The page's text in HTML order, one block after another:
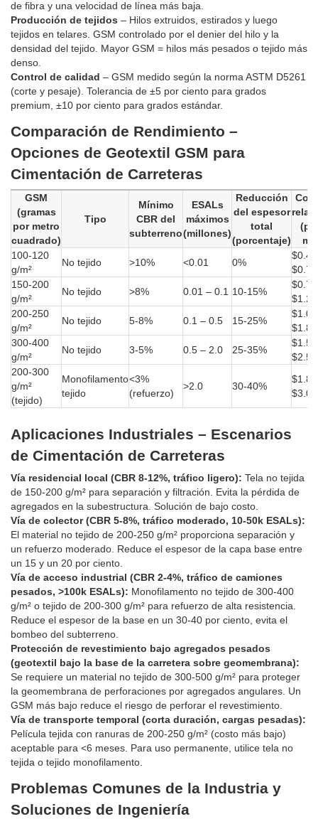
de fibra y una velocidad de línea más baja.
Producción de tejidos – Hilos extruidos, estirados y luego
tejidos en telares. GSM controlado por el denier del hilo y la
densidad del tejido. Mayor GSM = hilos más pesados o tejido más
denso.
Control de calidad – GSM medido según la norma ASTM D5261
(corte y pesaje). Tolerancia de ±5 por ciento para grados
premium, ±10 por ciento para grados estándar.
Comparación de Rendimiento –
Opciones de Geotextil GSM para
Cimentación de Carreteras
GSM
(gramas
por metro
cuadrado)
Tipo
Mínimo
CBR del
subterreno
ESALs
máximos
(millones)
Reducción
del espesor
total
(porcentaje)
m²)
100-120
g/m²
No tejido >10% <0.01 0%
$0.70
150-200
g/m²
No tejido >8% 0.01 – 0.1 10-15%
$1.20
200-250
g/m²
No tejido 5-8% 0.1 – 0.5 15-25%
$1.80
300-400
g/m²
No tejido 3-5% 0.5 – 2.0 25-35%
$2.50
200-300
g/m²
(tejido)
Monofilamento
tejido
<3%
(refuerzo)
>2.0 30-40%
$3.00
Aplicaciones Industriales – Escenarios
de Cimentación de Carreteras
Vía residencial local (CBR 8-12%, tráfico ligero): Tela no tejida
de 150-200 g/m² para separación y filtración. Evita la pérdida de
agregados en la subestructura. Solución de bajo costo.
Vía de colector (CBR 5-8%, tráfico moderado, 10-50k ESALs):
El material no tejido de 200-250 g/m² proporciona separación y
un refuerzo moderado. Reduce el espesor de la capa base entre
un 15 y un 20 por ciento.
Vía de acceso industrial (CBR 2-4%, tráfico de camiones
pesados, >100k ESALs): Monofilamento no tejido de 300-400
g/m² o tejido de 200-300 g/m² para refuerzo de alta resistencia.
Reduce el espesor de la base en un 30-40 por ciento, evita el
bombeo del subterreno.
Protección de revestimiento bajo agregados pesados
(geotextil bajo la base de la carretera sobre geomembrana):
Se requiere un material no tejido de 300-500 g/m² para proteger
la geomembrana de perforaciones por agregados angulares. Un
GSM más bajo reduce el riesgo de perforar el revestimiento.
Vía de transporte temporal (corta duración, cargas pesadas):
Película tejida con ranuras de 200-250 g/m² (costo más bajo)
aceptable para <6 meses. Para uso permanente, utilice tela no
tejida o tejido monofilamento.
Problemas Comunes de la Industria y
Soluciones de Ingeniería